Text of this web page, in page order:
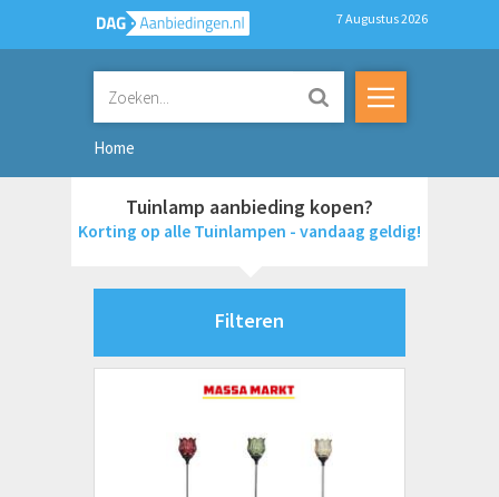
7 Augustus 2026
Home
Tuinlamp aanbieding kopen?
Korting op alle Tuinlampen - vandaag geldig!
Filteren